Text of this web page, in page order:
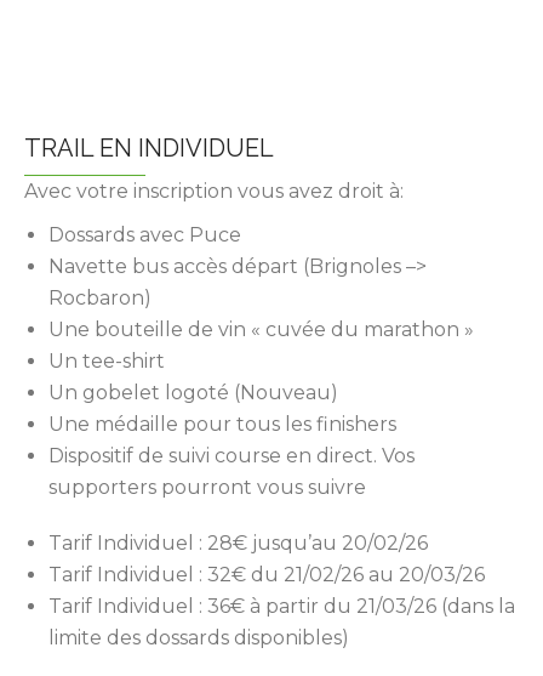
TRAIL EN INDIVIDUEL
Avec votre inscription vous avez droit à:
Dossards avec Puce
Navette bus accès départ (Brignoles –>
Rocbaron)
Une bouteille de vin « cuvée du marathon »
Un tee-shirt
Un gobelet logoté (Nouveau)
Une médaille pour tous les finishers
Dispositif de suivi course en direct. Vos
supporters pourront vous suivre
Tarif Individuel : 28€ jusqu’au 20/02/26
Tarif Individuel : 32€ du 21/02/26 au 20/03/26
Tarif Individuel : 36€ à partir du 21/03/26 (dans la
limite des dossards disponibles)